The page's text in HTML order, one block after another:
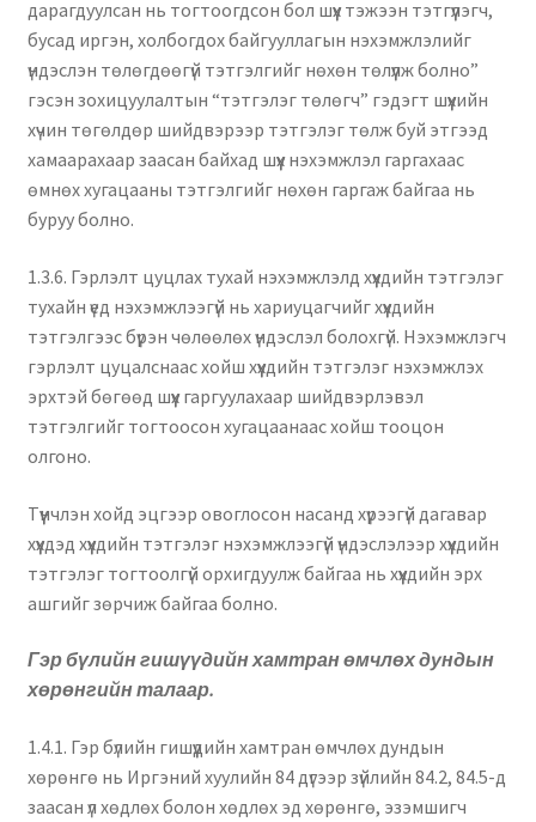
дарагдуулсан нь тогтоогдсон бол шүүх тэжээн тэтгүүлэгч,
бусад иргэн, холбогдох байгууллагын нэхэмжлэлийг
үндэслэн төлөгдөөгүй тэтгэлгийг нөхөн төлүүлж болно”
гэсэн зохицуулалтын “тэтгэлэг төлөгч” гэдэгт шүүхийн
хүчин төгөлдөр шийдвэрээр тэтгэлэг төлж буй этгээд
хамаарахаар заасан байхад шүүх нэхэмжлэл гаргахаас
өмнөх хугацааны тэтгэлгийг нөхөн гаргаж байгаа нь
буруу болно.
1.3.6. Гэрлэлт цуцлах тухай нэхэмжлэлд хүүхдийн тэтгэлэг
тухайн үед нэхэмжлээгүй нь хариуцагчийг хүүхдийн
тэтгэлгээс бүрэн чөлөөлөх үндэслэл болохгүй. Нэхэмжлэгч
гэрлэлт цуцалснаас хойш хүүхдийн тэтгэлэг нэхэмжлэх
эрхтэй бөгөөд шүүх гаргуулахаар шийдвэрлэвэл
тэтгэлгийг тогтоосон хугацаанаас хойш тооцон
олгоно.
Түүнчлэн хойд эцгээр овоглосон насанд хүрээгүй дагавар
хүүхдэд хүүхдийн тэтгэлэг нэхэмжлээгүй үндэслэлээр хүүхдийн
тэтгэлэг тогтоолгүй орхигдуулж байгаа нь хүүхдийн эрх
ашгийг зөрчиж байгаа болно.
Гэр бүлийн гишүүдийн хамтран өмчлөх дундын
хөрөнгийн талаар.
1.4.1. Гэр бүлийн гишүүдийн хамтран өмчлөх дундын
хөрөнгө нь Иргэний хуулийн 84 дүгээр зүйлийн 84.2, 84.5-д
заасан үл хөдлөх болон хөдлөх эд хөрөнгө, эзэмшигч